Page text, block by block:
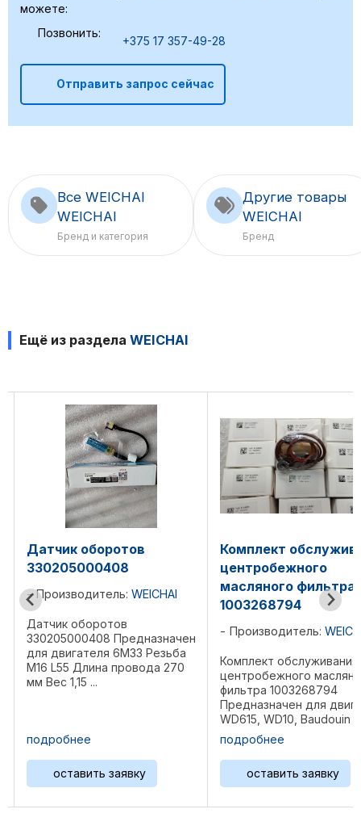
можете:
Позвонить:
+375 17 357-49-28
Отправить запрос сейчас
Все WEICHAI
WEICHAI
Бренд и категория
Другие товары
WEICHAI
Бренд
Ещё из раздела WEICHAI
Комплект обслуживания
центробежного
масляного фильтра
1003268794
Производитель:
Комплект обслуживания
центробежного масляного
фильтра 1003268794
16M33, 20M33 Размеры
12x8х8 см Вес 0,6 ...
подробнее
оставить заявку
Прокладка ГБЦ
1001514985
Производитель:
Прокладка ГБЦ
Предназначен для
см Вес 0,2 ...
подробнее
оставить заявку